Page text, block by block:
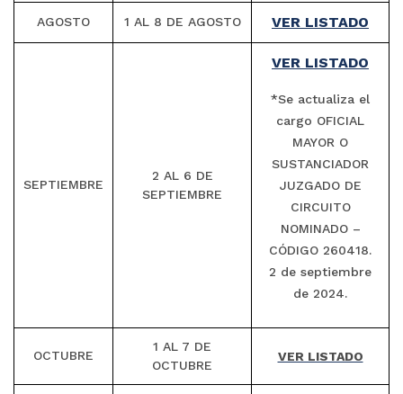
AGOSTO 1 AL 8 DE AGOSTO VER LISTADO
SEPTIEMBRE
2 AL 6 DE
SEPTIEMBRE
VER LISTADO
*Se actualiza el
cargo OFICIAL
MAYOR O
SUSTANCIADOR
JUZGADO DE
CIRCUITO
NOMINADO –
CÓDIGO 260418.
2 de septiembre
de 2024.
OCTUBRE
1 AL 7 DE
OCTUBRE
VER LISTADO